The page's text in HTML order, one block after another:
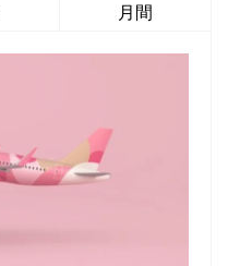
月間